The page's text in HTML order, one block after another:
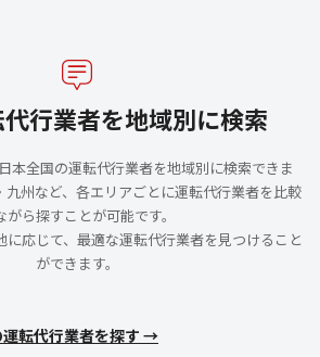
行業者を地域別に検索
本全国の運転代行業者を地域別に検索できま
九州など、各エリアごとに運転代行業者を比較
がら探すことが可能です。
に応じて、最適な運転代行業者を見つけること
ができます。
転代行業者を探す →